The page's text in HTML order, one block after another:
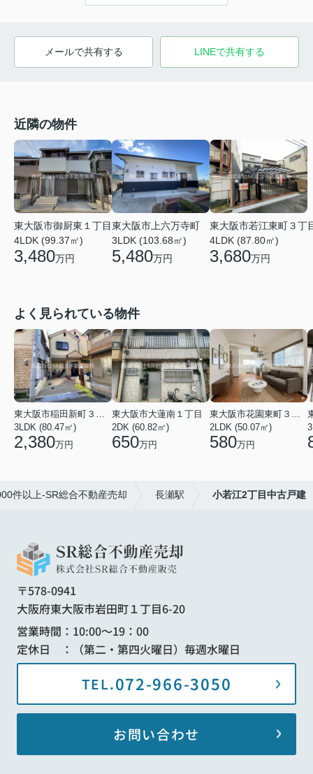
メールで共有する LINEで共有する
近隣の物件
東大阪市御厨東１丁目
4LDK (99.37㎡)
3,480万円
東大阪市上六万寺町
3LDK (103.68㎡)
5,480万円
東大阪市若江東町３丁
4LDK (87.80㎡)
3,680万円
よく見られている物件
3LDK (80.47㎡)
2,380万円
東大阪市大蓮南１丁目
2DK (60.82㎡)
650万円
2LDK (50.07㎡)
580万円
件以上-SR総合不動産売却 長瀬駅 小若江2丁目中古戸建
〒578-0941
大阪府東大阪市岩田町１丁目6-20
営業時間：10:00～19：00
定休日 ：（第二・第四火曜日）毎週水曜日
TEL.072-966-3050
お問い合わせ